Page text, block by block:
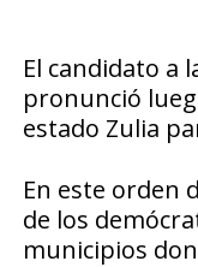
El candidato a
pronunció
estado Zulia
En este orden
de los
municipios